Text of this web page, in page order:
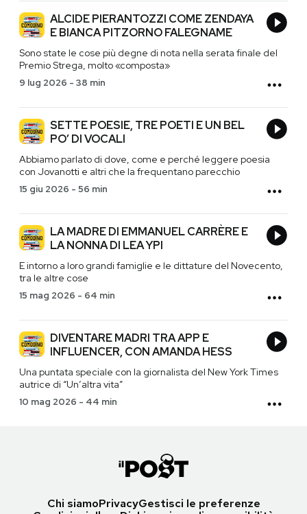
ALCIDE PIERANTOZZI COME ZENDAYA
E BIANCA PITZORNO FALEGNAME
Sono state le cose più degne di nota nella serata finale del
Premio Strega, molto «composta»
9 lug 2026 - 38 min
SETTE POESIE, TRE POETI E UN BEL
PO’ DI VOCALI
Abbiamo parlato di dove, come e perché leggere poesia
con Jovanotti e altri che la frequentano parecchio
15 giu 2026 - 56 min
LA MADRE DI EMMANUEL CARRÈRE E
LA NONNA DI LEA YPI
E intorno a loro grandi famiglie e le dittature del Novecento,
tra le altre cose
15 mag 2026 - 64 min
DIVENTARE MADRI TRA APP E
INFLUENCER, CON AMANDA HESS
Una puntata speciale con la giornalista del New York Times
autrice di “Un’altra vita”
10 mag 2026 - 44 min
Chi siamoPrivacyGestisci le preferenze